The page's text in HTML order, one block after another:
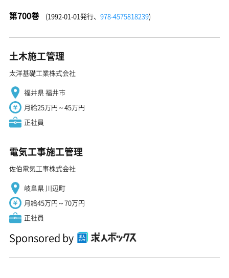
第700巻 (1992-01-01発行、 978-4575818239)
土木施工管理
太洋基礎工業株式会社
福井県 福井市
月給25万円～45万円
正社員
電気工事施工管理
佐伯電気工事株式会社
岐阜県 川辺町
月給45万円～70万円
正社員
Sponsored by